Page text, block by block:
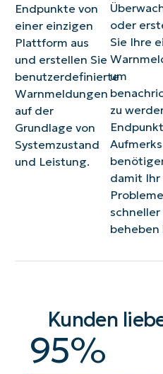
Endpunkte von
einer einzigen
Plattform aus
und erstellen Sie
benutzerdefinierte
Warnmeldungen
auf der
Grundlage von
Systemzustand
und Leistung.
oder
Sie Ihre
um
zu
damit Ihr
Probleme
schneller
beheben
Kunden
95%